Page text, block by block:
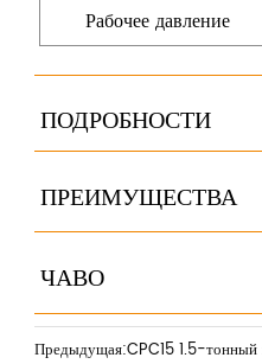
Рабочее давление
ПОДРОБНОСТИ
ПРЕИМУЩЕСТВА
ЧАВО
Предыдущая:CPC15 1.5-тонный